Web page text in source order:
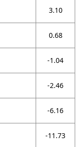
3.10
0.68
-1.04
-2.46
-6.16
-11.73